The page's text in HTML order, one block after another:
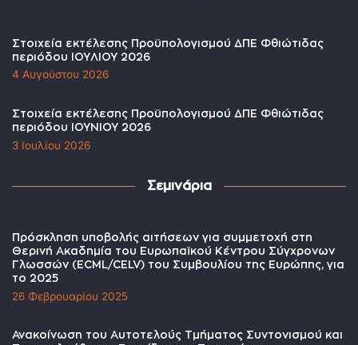
Στοιχεία εκτέλεσης Προϋπολογισμού ΔΠΕ Φθιώτιδας
περιόδου ΙΟΥΛΙΟΥ 2026
4 Αυγούστου 2026
Στοιχεία εκτέλεσης Προϋπολογισμού ΔΠΕ Φθιώτιδας
περιόδου ΙΟΥΝΙΟΥ 2026
3 Ιουλίου 2026
Σεμινάρια
Πρόσκληση υποβολής αιτήσεων για συμμετοχή στη
Θερινή Ακαδημία του Ευρωπαϊκού Κέντρου Σύγχρονων
Γλωσσών (ECML/CELV) του Συμβουλίου της Ευρώπης, για
το 2025
26 Φεβρουαρίου 2025
Ανακοίνωση του Αυτοτελούς Τμήματος Συντονισμού και